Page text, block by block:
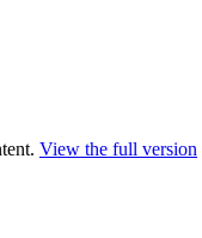
View the full version